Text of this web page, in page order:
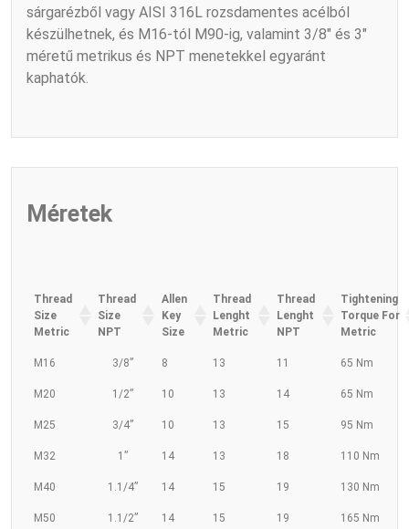
sárgarézből vagy AISI 316L rozsdamentes acélból
készülhetnek, és M16-tól M90-ig, valamint 3/8″ és 3″
méretű metrikus és NPT menetekkel egyaránt
kaphatók.
Méretek
Thread
Size
Metric
Thread
Size
NPT
Allen
Key
Size
Thread
Lenght
Metric
Thread
Lenght
NPT
Tightening
Torque For
Metric
M16 3/8” 8 13 11 65 Nm
M20 1/2” 10 13 14 65 Nm
M25 3/4” 10 13 15 95 Nm
M32 1” 14 13 18 110 Nm
M40 1.1/4” 14 15 19 130 Nm
M50 1.1/2” 14 15 19 165 Nm